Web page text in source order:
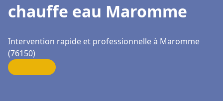
chauffe eau Maromme
Intervention rapide et professionnelle à Maromme
(76150)